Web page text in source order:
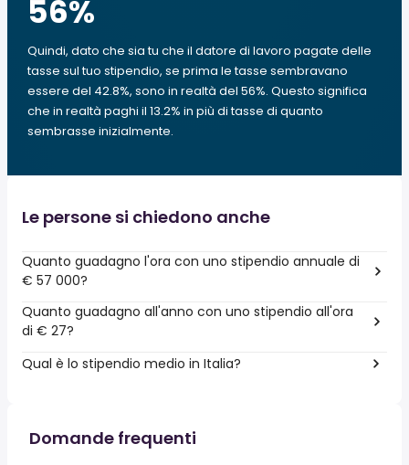
56%
Quindi, dato che sia tu che il datore di lavoro pagate delle
tasse sul tuo stipendio, se prima le tasse sembravano
essere del 42.8%, sono in realtà del 56%. Questo significa
che in realtà paghi il 13.2% in più di tasse di quanto
sembrasse inizialmente.
Le persone si chiedono anche
Quanto guadagno l'ora con uno stipendio annuale di
€ 57 000?
Quanto guadagno all'anno con uno stipendio all'ora
di € 27?
Qual è lo stipendio medio in Italia?
Domande frequenti